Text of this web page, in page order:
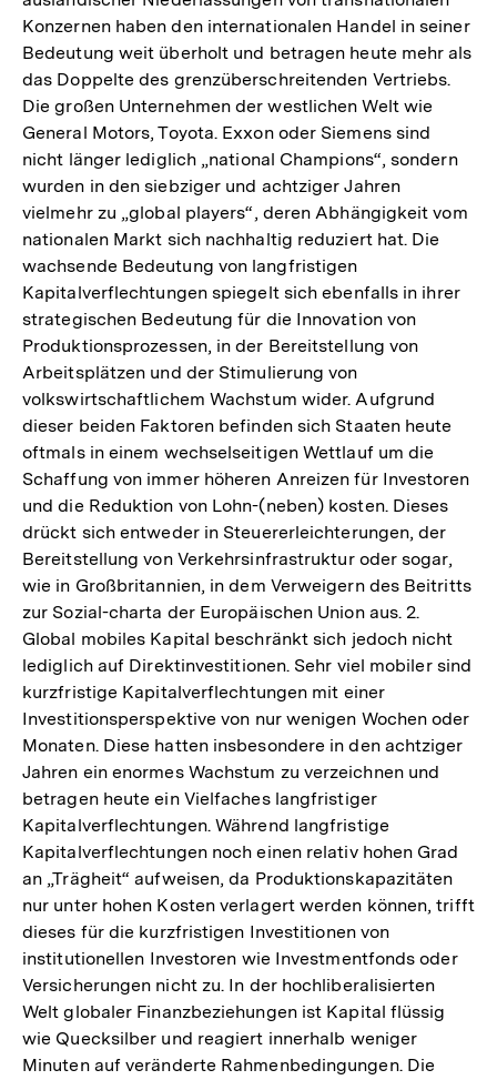
Konzernen haben den internationalen Handel in seiner
Bedeutung weit überholt und betragen heute mehr als
das Doppelte des grenzüberschreitenden Vertriebs.
Die großen Unternehmen der westlichen Welt wie
General Motors, Toyota. Exxon oder Siemens sind
nicht länger lediglich „national Champions“, sondern
wurden in den siebziger und achtziger Jahren
vielmehr zu „global players“, deren Abhängigkeit vom
nationalen Markt sich nachhaltig reduziert hat. Die
wachsende Bedeutung von langfristigen
Kapitalverflechtungen spiegelt sich ebenfalls in ihrer
strategischen Bedeutung für die Innovation von
Produktionsprozessen, in der Bereitstellung von
Arbeitsplätzen und der Stimulierung von
volkswirtschaftlichem Wachstum wider. Aufgrund
dieser beiden Faktoren befinden sich Staaten heute
oftmals in einem wechselseitigen Wettlauf um die
Schaffung von immer höheren Anreizen für Investoren
und die Reduktion von Lohn-(neben) kosten. Dieses
drückt sich entweder in Steuererleichterungen, der
Bereitstellung von Verkehrsinfrastruktur oder sogar,
wie in Großbritannien, in dem Verweigern des Beitritts
zur Sozial-charta der Europäischen Union aus. 2.
Global mobiles Kapital beschränkt sich jedoch nicht
lediglich auf Direktinvestitionen. Sehr viel mobiler sind
kurzfristige Kapitalverflechtungen mit einer
Investitionsperspektive von nur wenigen Wochen oder
Monaten. Diese hatten insbesondere in den achtziger
Jahren ein enormes Wachstum zu verzeichnen und
betragen heute ein Vielfaches langfristiger
Kapitalverflechtungen. Während langfristige
Kapitalverflechtungen noch einen relativ hohen Grad
an „Trägheit“ aufweisen, da Produktionskapazitäten
nur unter hohen Kosten verlagert werden können, trifft
dieses für die kurzfristigen Investitionen von
institutionellen Investoren wie Investmentfonds oder
Versicherungen nicht zu. In der hochliberalisierten
Welt globaler Finanzbeziehungen ist Kapital flüssig
wie Quecksilber und reagiert innerhalb weniger
Minuten auf veränderte Rahmenbedingungen. Die